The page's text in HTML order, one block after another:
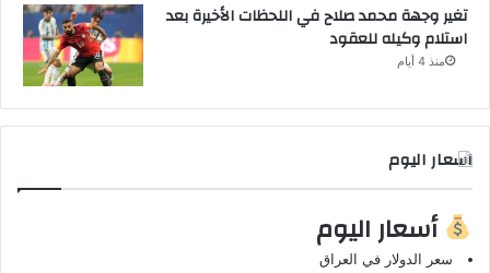
تغير وجهة محمد صلاح في اللحظات الأخيرة بعد
استلام وكيله للعقود
منذ 4 أيام
اسعار اليوم
أسعار اليوم
سعر الدولار في العراق